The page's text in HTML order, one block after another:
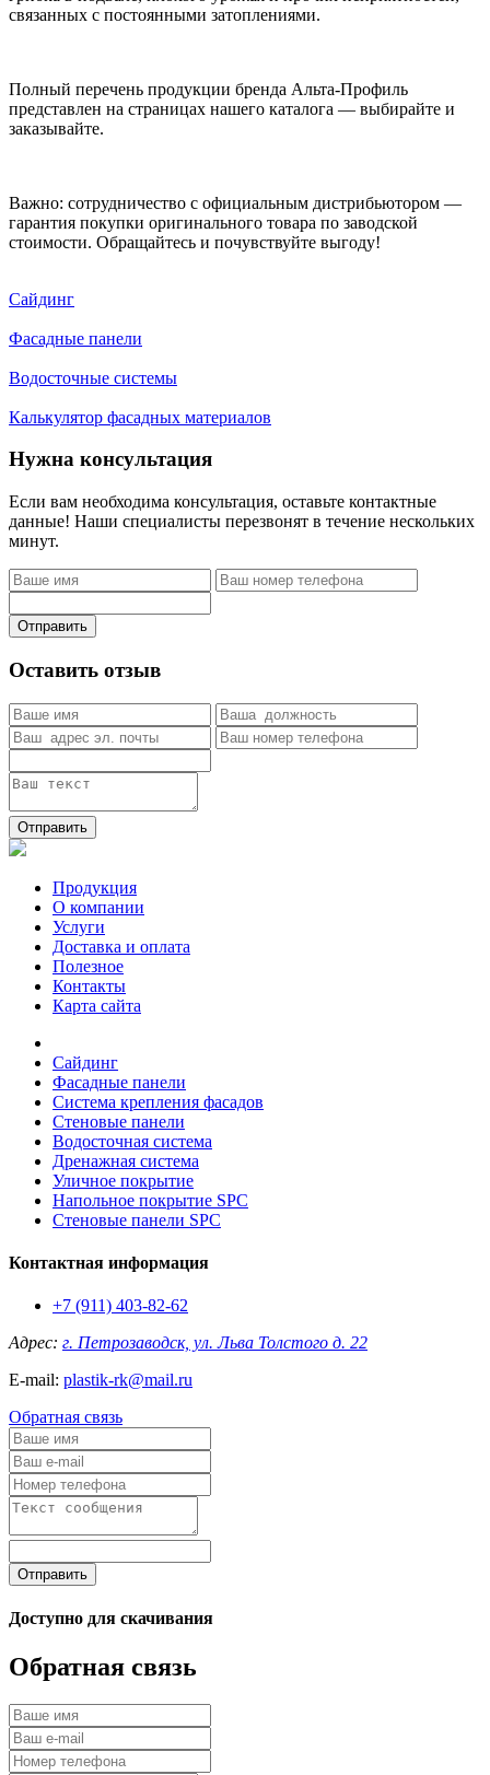
связанных с постоянными затоплениями.
Полный перечень продукции бренда Альта-Профиль
представлен на страницах нашего каталога — выбирайте и
заказывайте.
Важно: сотрудничество с официальным дистрибьютором —
гарантия покупки оригинального товара по заводской
стоимости. Обращайтесь и почувствуйте выгоду!
Сайдинг
Фасадные панели
Водосточные системы
Калькулятор фасадных материалов
Нужна консультация
Если вам необходима консультация, оставьте контактные
данные! Наши специалисты перезвонят в течение нескольких
минут.
Отправить
Оставить отзыв
Отправить
Продукция
О компании
Услуги
Доставка и оплата
Полезное
Контакты
Карта сайта
Сайдинг
Фасадные панели
Система крепления фасадов
Стеновые панели
Водосточная система
Дренажная система
Уличное покрытие
Напольное покрытие SPC
Стеновые панели SPC
Контактная информация
+7 (911) 403-82-62
Адрес: г. Петрозаводск, ул. Льва Толстого д. 22
E-mail: plastik-rk@mail.ru
Обратная связь
Отправить
Доступно для скачивания
Обратная связь